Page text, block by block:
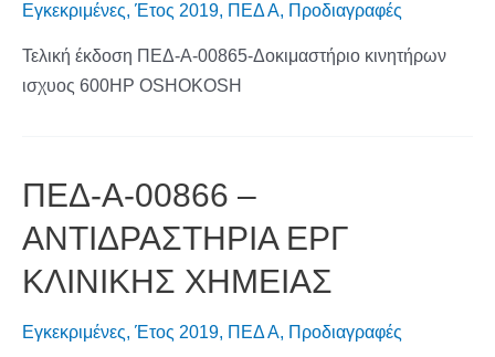
Εγκεκριμένες, Έτος 2019, ΠΕΔ Α, Προδιαγραφές
Τελική έκδοση ΠΕΔ-Α-00865-Δοκιμαστήριο κινητήρων
ισχυος 600HP OSHOKOSH
ΠΕΔ-Α-00866 –
ΑΝΤΙΔΡΑΣΤΗΡΙΑ ΕΡΓ
ΚΛΙΝΙΚΗΣ ΧΗΜΕΙΑΣ
Εγκεκριμένες, Έτος 2019, ΠΕΔ Α, Προδιαγραφές